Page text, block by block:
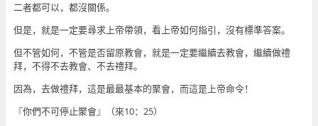
二者都可以，都沒關係。
但是，就是一定要尋求上帝帶領，看上帝如何指引，沒有標準答案。
但不管如何，不管是否留原教會，就是一定要繼續去教會，繼續做禮
拜，不得不去教會、不去禮拜。
因為，去做禮拜，這是最最基本的聚會，而這是上帝命令！
『你們不可停止聚會』（來10：25）